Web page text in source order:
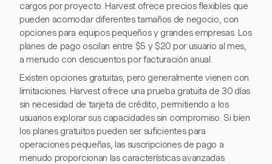
cargos por proyecto. Harvest ofrece precios flexibles que
pueden acomodar diferentes tamaños de negocio, con
opciones para equipos pequeños y grandes empresas. Los
planes de pago oscilan entre $5 y $20 por usuario al mes,
a menudo con descuentos por facturación anual.
Existen opciones gratuitas, pero generalmente vienen con
limitaciones. Harvest ofrece una prueba gratuita de 30 días
sin necesidad de tarjeta de crédito, permitiendo a los
usuarios explorar sus capacidades sin compromiso. Si bien
los planes gratuitos pueden ser suficientes para
operaciones pequeñas, las suscripciones de pago a
menudo proporcionan las características avanzadas